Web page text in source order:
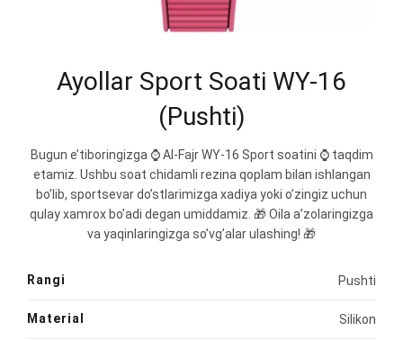
Ayollar Sport Soati WY-16
(Pushti)
Bugun e’tiboringizga ⌚️ Al-Fajr WY-16 Sport soatini ⌚️ taqdim
etamiz. Ushbu soat chidamli rezina qoplam bilan ishlangan
bo’lib, sportsevar do’stlarimizga xadiya yoki o’zingiz uchun
qulay xamrox bo’adi degan umiddamiz. 🎁 Oila a’zolaringizga
va yaqinlaringizga so’vg’alar ulashing! 🎁
Rangi Pushti
Material Silikon